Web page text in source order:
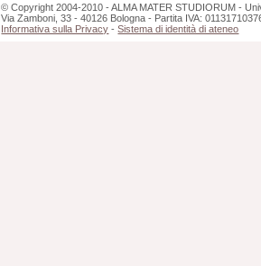
©Copyright 2004-2010 - ALMA MATER STUDIORUM -
Via Zamboni, 33 - 40126 Bologna - Partita IVA:
Informativa sulla Privacy -Sistema di identità di ateneo